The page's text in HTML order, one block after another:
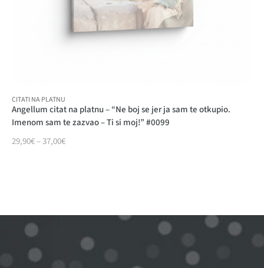
CITATI NA PLATNU
Angellum citat na platnu – “Ne boj se jer ja sam te otkupio.
Imenom sam te zazvao – Ti si moj!” #0099
29,90€–37,00€